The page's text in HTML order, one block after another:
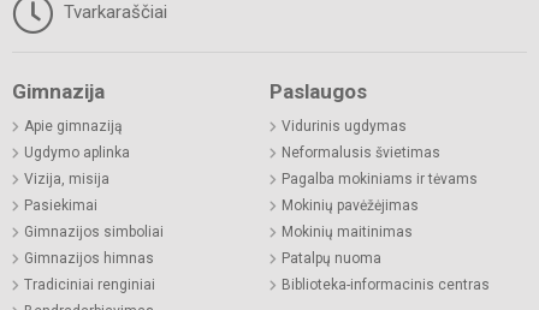
Tvarkaraščiai
Gimnazija
Apie gimnaziją
Ugdymo aplinka
Vizija, misija
Pasiekimai
Gimnazijos simboliai
Gimnazijos himnas
Tradiciniai renginiai
Paslaugos
Vidurinis ugdymas
Neformalusis švietimas
Pagalba mokiniams ir tėvams
Mokinių pavėžėjimas
Mokinių maitinimas
Patalpų nuoma
Biblioteka-informacinis centras